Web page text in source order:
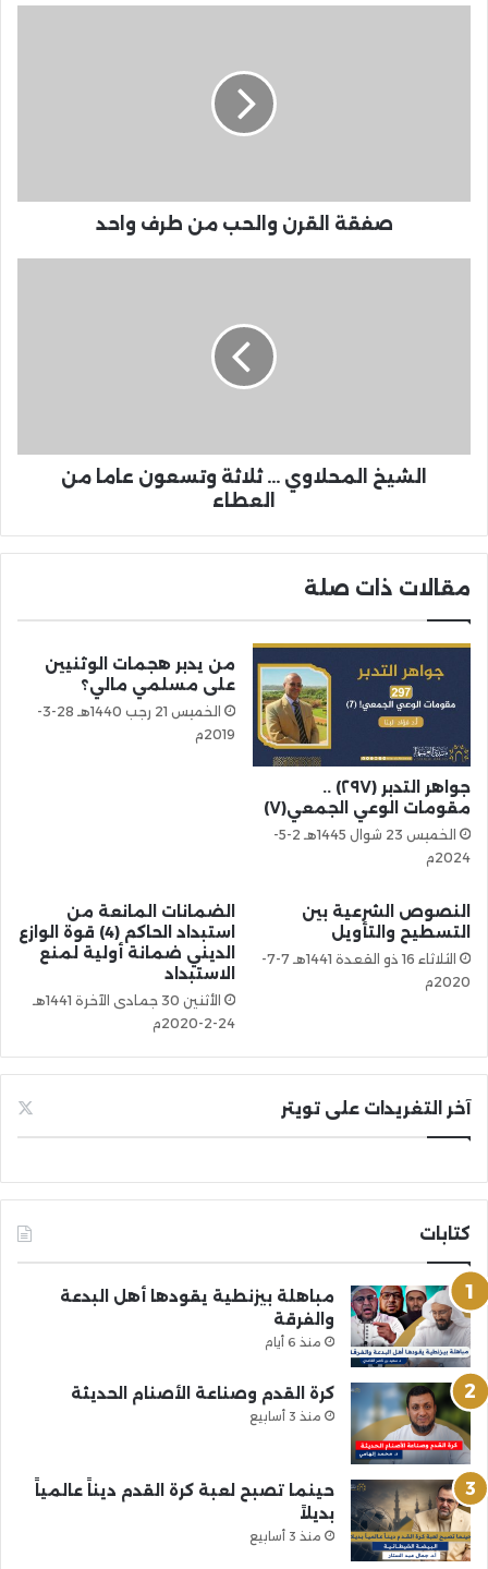
صفقة القرن والحب من طرف واحد
الشيخ المحلاوي ... ثلاثة وتسعون عاما من
العطاء
مقالات ذات صلة
جواهر التدبر (٢٩٧) ..
مقومات الوعي الجمعي(٧)
الخميس 23 شوال 1445هـ 2-5-
2024م
من يدبر هجمات الوثنيين
على مسلمي مالي؟
الخميس 21 رجب 1440هـ 28-3-
2019م
النصوص الشرعية بين
التسطيح والتأويل
الثلاثاء 16 ذو القعدة 1441هـ 7-7-
2020م
الضمانات المانعة من
استبداد الحاكم (4) قوة الوازع
الديني ضمانة أولية لمنع
الاستبداد
الأثنين 30 جمادى الآخرة 1441هـ
24-2-2020م
آخر التغريدات على تويتر
كتابات
مباهلة بيزنطية يقودها أهل البدعة
والفرقة
منذ 6 أيام
كرة القدم وصناعة الأصنام الحديثة
منذ 3 أسابيع
حينما تصبح لعبة كرة القدم ديناً عالمياً
بديلاً
منذ 3 أسابيع